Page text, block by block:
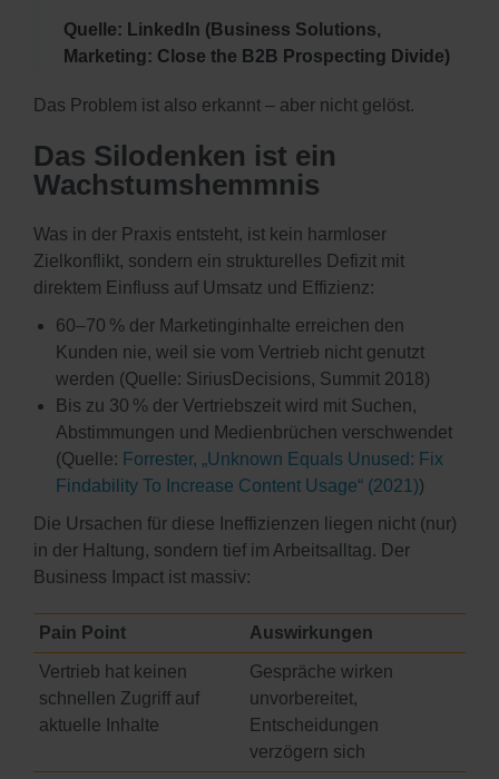
Quelle: LinkedIn (Business Solutions,
Marketing: Close the B2B Prospecting Divide)
Das Problem ist also erkannt – aber nicht gelöst.
Das Silodenken ist ein
Wachstumshemmnis
Was in der Praxis entsteht, ist kein harmloser
Zielkonflikt, sondern ein strukturelles Defizit mit
direktem Einfluss auf Umsatz und Effizienz:
60–70 % der Marketinginhalte erreichen den
Kunden nie, weil sie vom Vertrieb nicht genutzt
werden (Quelle: SiriusDecisions, Summit 2018)
Bis zu 30 % der Vertriebszeit wird mit Suchen,
Abstimmungen und Medienbrüchen verschwendet
(Quelle: Forrester, „Unknown Equals Unused: Fix
Findability To Increase Content Usage“ (2021))
Die Ursachen für diese Ineffizienzen liegen nicht (nur)
in der Haltung, sondern tief im Arbeitsalltag. Der
Business Impact ist massiv:
Pain Point Auswirkungen
Vertrieb hat keinen
schnellen Zugriff auf
aktuelle Inhalte
Gespräche wirken
unvorbereitet,
Entscheidungen
verzögern sich